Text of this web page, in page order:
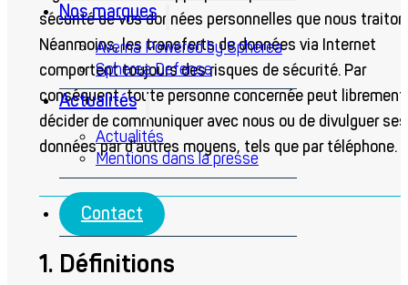
Nos marques
Averna Powered by Spherea
Spherea Defense
Actualités
Actualités
Mentions dans la presse
Contact
sécurité de vos données personnelles que nous
Néanmoins, les transferts de données via Internet
comportent toujours des risques de sécurité. Par
conséquent, toute personne concernée peut librement
décider de communiquer avec nous ou de divulguer ses
données par d’autres moyens, tels que par téléphone.
1. Définitions